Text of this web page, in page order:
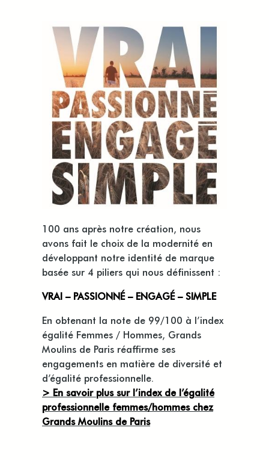
100 ans après notre création, nous
avons fait le choix de la modernité en
développant notre identité de marque
basée sur 4 piliers qui nous définissent :
VRAI – PASSIONNÉ – ENGAGÉ – SIMPLE
En obtenant la note de 99/100 à l’index
égalité Femmes / Hommes, Grands
Moulins de Paris réaffirme ses
engagements en matière de diversité et
d’égalité professionnelle.
> En savoir plus sur l’index de l’égalité
professionnelle femmes/hommes chez
Grands Moulins de Paris